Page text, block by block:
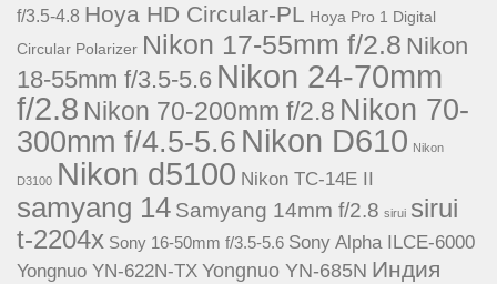
f/3.5-4.8 Hoya HD Circular-PL Hoya Pro 1 Digital
Circular Polarizer Nikon 17-55mm f/2.8 Nikon
18-55mm f/3.5-5.6 Nikon 24-70mm
f/2.8 Nikon 70-200mm f/2.8 Nikon 70-
300mm f/4.5-5.6 Nikon D610 Nikon
D3100 Nikon d5100 Nikon TC-14E II
samyang 14 Samyang 14mm f/2.8 sirui sirui
t-2204x Sony 16-50mm f/3.5-5.6 Sony Alpha ILCE-6000
Yongnuo YN-622N-TX Yongnuo YN-685N Индия